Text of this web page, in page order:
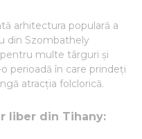
arhitectura populară a
din Szombathely
multe târguri și
perioadă în care prindeți
atracția folclorică.
liber din Tihany: